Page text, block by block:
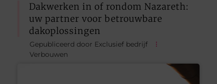
Dakwerken in of rondom Nazareth:
uw partner voor betrouwbare
dakoplossingen
Gepubliceerd door Exclusief bedrijf
Verbouwen